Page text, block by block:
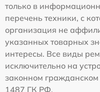
только в
перечень техники, с
организация не
указанных товарных
интересы. Все виды
исключительно на
законном гражданском
1487 ГК РФ.